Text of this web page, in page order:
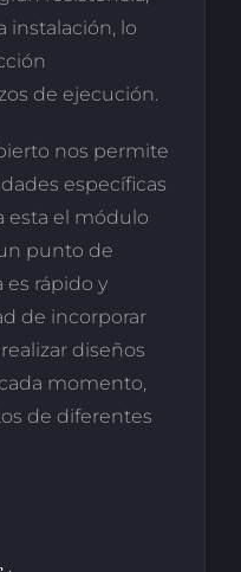
instalación, lo
de ejecución.
nos permite
específicas
esta el módulo
punto de
es rápido y
de incorporar
diseños
momento,
de diferentes